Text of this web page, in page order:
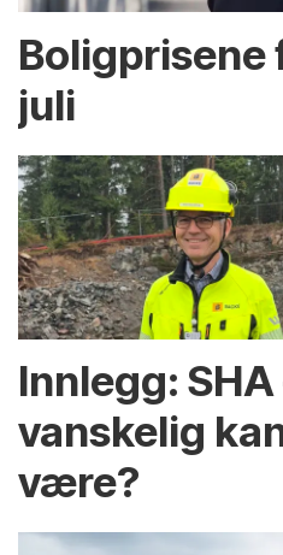
Boligprisene
juli
Innlegg:
vanskelig
være?